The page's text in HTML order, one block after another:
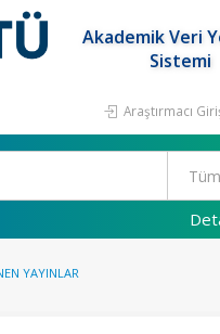
Akademik Veri
Sistemi
Araştırmacı
YAYINLAR